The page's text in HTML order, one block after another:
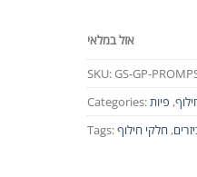
אזל במלאי
SKU:GS-GP-
Categories:
, פיות
Tags:
, חלקי חילוף